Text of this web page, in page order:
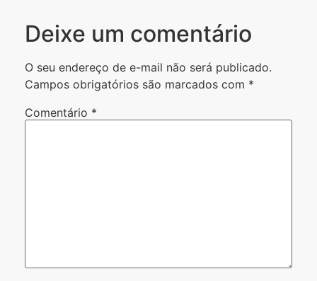
Deixe um comentário
O seu endereço de e-mail não será publicado.
Campos obrigatórios são marcados com *
Comentário *